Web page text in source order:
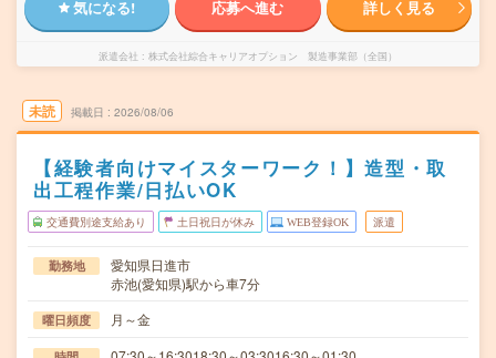
気になる! 応募へ進む 詳しく見る
派遣会社 株式会社綜合キャリアオプション 製造事業部（全国）
未読 掲載日 2026/08/06
【経験者向けマイスターワーク！】造型・取
出工程作業/日払いOK
交通費別途支給あり 土日祝日が休み WEB登録OK 派遣
勤務地
愛知県日進市
赤池(愛知県)駅から車7分
曜日頻度 月～金